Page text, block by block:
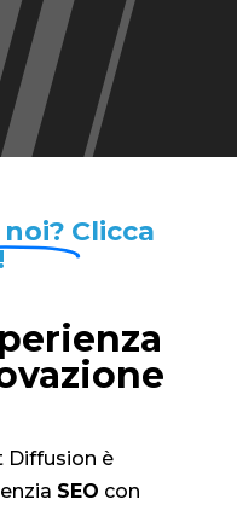
Clicca
Diffusion è
SEO con